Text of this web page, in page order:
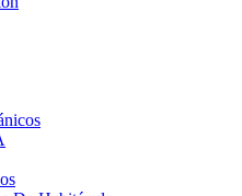
De Habitáculo